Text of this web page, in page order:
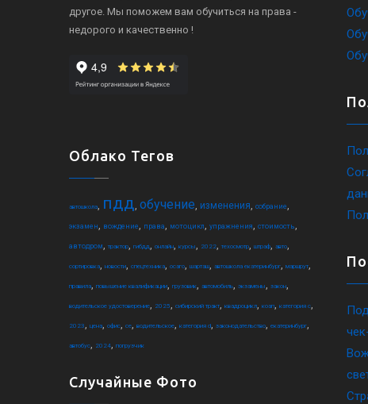
другое. Мы поможем вам обучиться на права -
недорого и качественно !
Облако Тегов
автошкола пдд обучение изменения собрание
экзамен вождение права мотоцикл упражнения стоимость
автодром трактор гибдд онлайн курсы 2022 техосмотр штраф авто
сортировка новости спецтехника осаго шарташ автошкола екатеринбург маршрут
правила повышение квалификации грузовик автомобиль экзамены закон
водительское удостоверение 2025 сибирский тракт квадроцикл коап категория c
2023 цена офис ce водительское категория d законодательство екатеринбург
автобус 2024 погрузчик
Случайные Фото